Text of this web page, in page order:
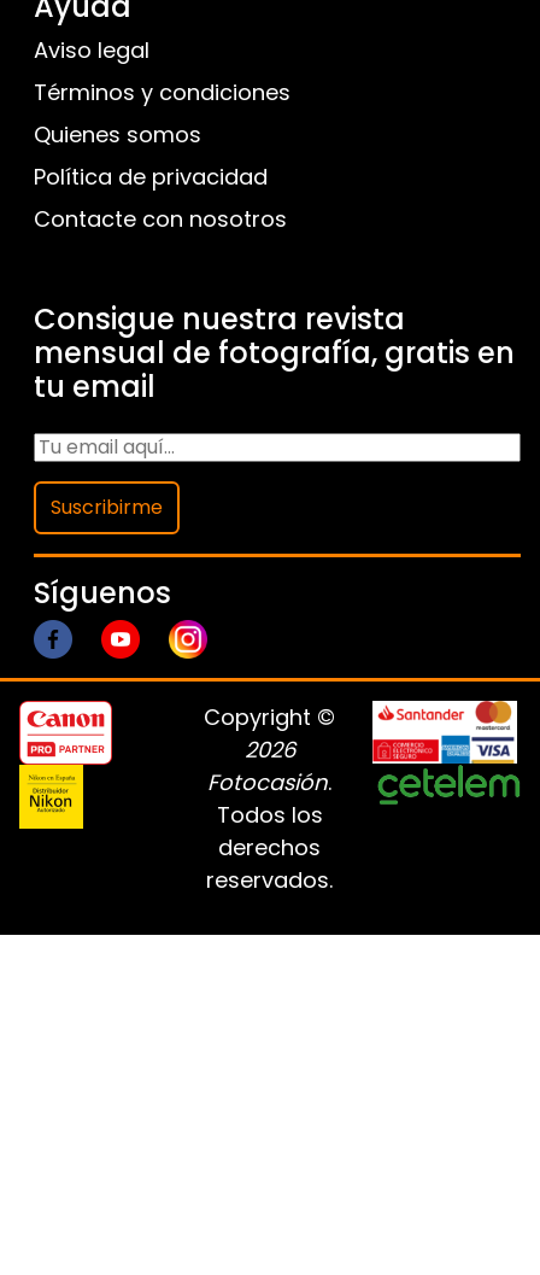
Aviso legal
Términos y condiciones
Quienes somos
Política de privacidad
Contacte con nosotros
Consigue nuestra revista
mensual de fotografía, gratis en
tu email
Suscribirme
Síguenos
Copyright ©
2026
Fotocasión.
Todos los
derechos
reservados.